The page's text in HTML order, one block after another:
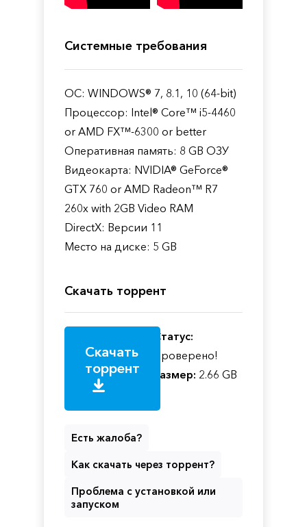
Системные требования
ОС: WINDOWS® 7, 8.1, 10 (64-bit)
Процессор: Intel® Core™ i5-4460
or AMD FX™-6300 or better
Оперативная память: 8 GB ОЗУ
Видеокарта: NVIDIA® GeForce®
GTX 760 or AMD Radeon™ R7
260x with 2GB Video RAM
DirectX: Версии 11
Место на диске: 5 GB
Скачать торрент
Скачать
торрент
Статус:
Проверено!
Размер: 2.66 GB
Есть жалоба?
Как скачать через торрент?
Проблема с установкой или
запуском